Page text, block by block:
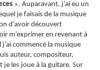
». Auparavant, j’ai eu un
je faisais de la musique
d’avoir découvert
m’exprimer en revenant à
commencé la musique
auteur, compositeur,
je les joue à la guitare. Sur